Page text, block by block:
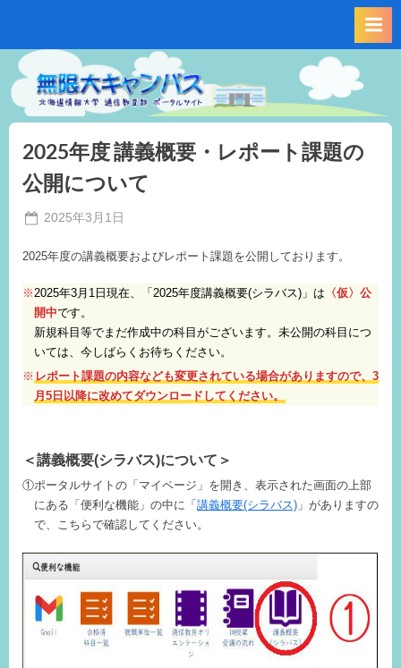
content
2025年度 講義概要・レポート課題の
公開について
Posted
2025年3月1日
務
M.I
2025年度の講義概要およびレポート課題を公開しております。
2025年3月1日現在、「2025年度講義概要(シラバス)」は 〈仮〉公
開中です。
新規科目等でまだ作成中の科目がございます。未公開の科目につ
いては、今しばらくお待ちください。
レポート課題の内容なども変更されている場合がありますので、3
月5日以降に改めてダウンロードしてください。
＜講義概要(シラバス)について ＞
①ポータルサイトの「マイページ」を開き、表示された画面の上部
にある「便利な機能」の中に「 講義概要(シラバス) 」がありますの
で、こちらで確認してください。